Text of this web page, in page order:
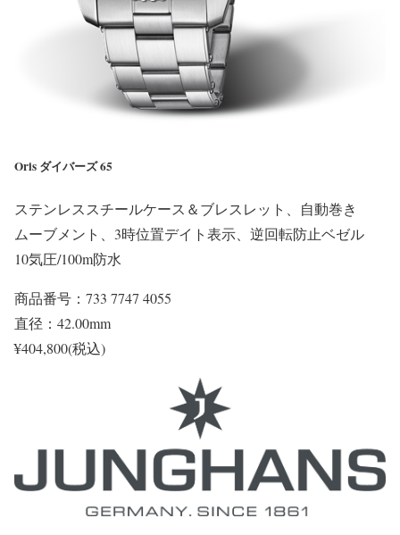
Oris ダイバーズ 65
ステンレススチールケース＆ブレスレット、自動巻き
ムーブメント、3時位置デイト表示、逆回転防止ベゼル
10気圧/100m防水
商品番号：733 7747 4055
直径：42.00mm
¥404,800(税込)